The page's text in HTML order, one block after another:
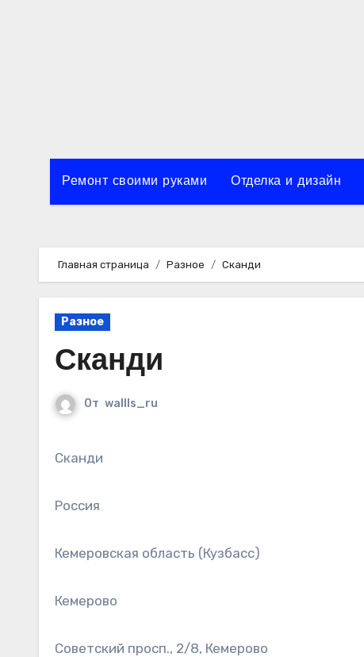
Ремонт своими руками Отделка и дизайн
Главная страница Разное Сканди
Разное
Сканди
От wallls_ru
Сканди
Россия
Кемеровская область (Кузбасс)
Кемерово
Советский просп., 2/8, Кемерово